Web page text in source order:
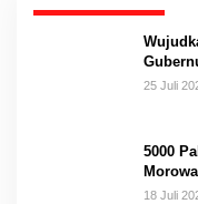
25 Juli
5000
18 Juli